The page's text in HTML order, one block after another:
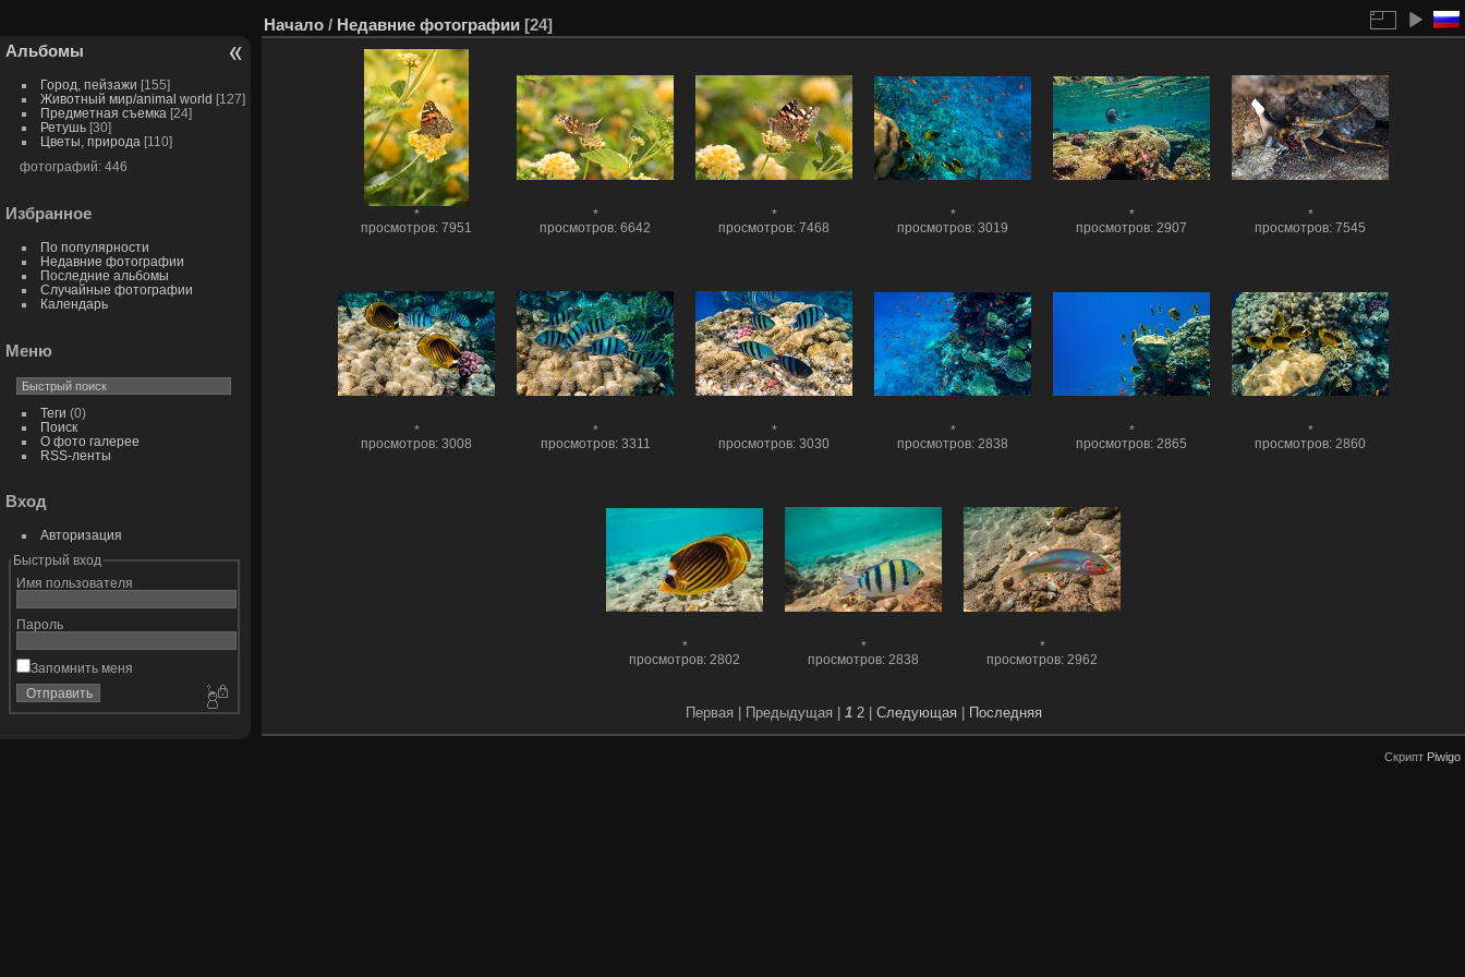
Альбомы
Город, пейзажи [155]
Животный мир/animal world [127]
Предметная съемка [24]
Ретушь [30]
Цветы, природа [110]
фотографий: 446
Избранное
По популярности
Недавние фотографии
Последние альбомы
Случайные фотографии
Календарь
Меню
Теги (0)
Поиск
О фото галерее
RSS-ленты
Вход
Авторизация
Быстрый вход
Имя пользователя
Пароль
Запомнить меня
Начало / Недавние фотографии [24]
*
просмотров: 7951
*
просмотров: 6642
*
просмотров: 7468
*
просмотров: 3019
*
просмотров: 2907
*
просмотров: 7545
*
просмотров: 3008
*
просмотров: 3311
*
просмотров: 3030
*
просмотров: 2838
*
просмотров: 2865
*
просмотров: 2860
*
просмотров: 2802
*
просмотров: 2838
*
просмотров: 2962
Первая | Предыдущая | 1 2 Следующая Последняя
Скрипт Piwigo